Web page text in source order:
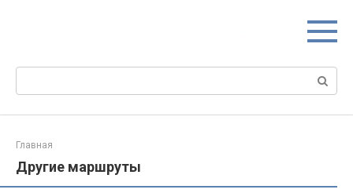
Поиск:
Главная
Другие маршруты